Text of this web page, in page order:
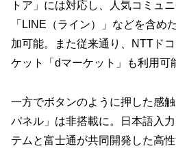
トア」には対応し、人気コミュ
「LINE（ライン）」などを含め
加可能。また従来通り、NTTド
ケット「dマーケット」も利用可
一方でボタンのように押した感
パネル」は非搭載に。日本語入
テムと富士通が共同開発した高